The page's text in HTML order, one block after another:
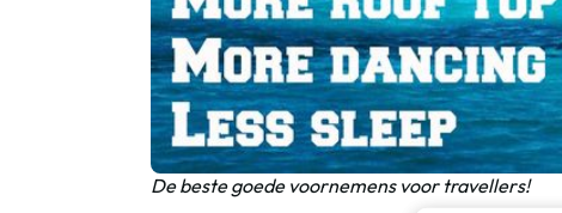
De beste goede voornemens voor travellers!